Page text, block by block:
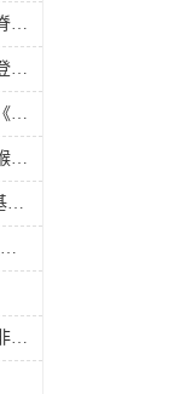
海关总署公告2025年第62号（关于防止脊髓灰质炎疫情传入我国的公告）
海关总署公告2025年第57号（关于防止登革热疫情传入我国的公告）
海关总署公告2025年第40号（关于发布《国境口岸传染病监测实施办法》的公告）
海关总署公告2025年第28号（关于防止猴痘疫情传入我国的公告）
刚果民主共和国伊图里省（Ituri）和北基伍省（Nord-Kivu）的埃博拉·本迪布乔病毒病（2026-08-04）
刚果民主共和国和乌干达的埃博拉·本迪布乔病毒病（2026-08-04）
研究预测气候改变非洲疟疾分布：东南非风险上升，部分西非地区风险下降